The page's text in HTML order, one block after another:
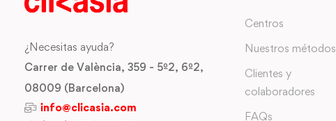
¿Necesitas ayuda?
Carrer de València, 359 - 5º2, 6º2,
08009 (Barcelona)
info@clicasia.com
Centros
Nuestros métodos
Clientes y
colaboradores
FAQs